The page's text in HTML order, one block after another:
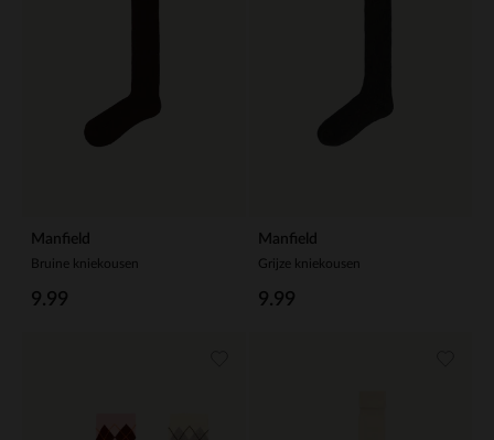
Manfield
Bruine kniekousen
9.99
Manfield
Grijze kniekousen
9.99